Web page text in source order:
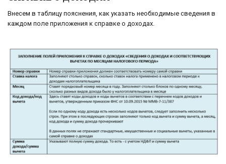
Внесем в таблицу пояснения, как указать необходимые сведения в
каждом поле приложения к справке о доходах.